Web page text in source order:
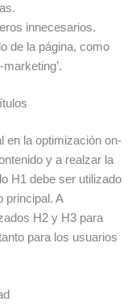
innecesarios.
de la página, como
en la optimización on-
y a realzar la
H1 debe ser utilizado
principal. A
H2 y H3 para
para los usuarios